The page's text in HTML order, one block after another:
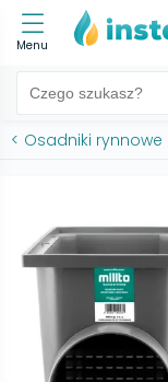
Menu
< Osadniki rynnowe